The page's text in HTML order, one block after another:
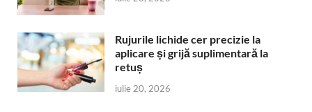
Rujurile lichide cer precizie la
aplicare și grijă suplimentară la
retuș
iulie 20, 2026